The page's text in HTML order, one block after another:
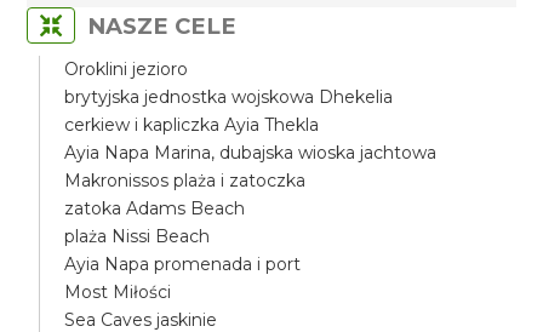
NASZE CELE
Oroklini jezioro
brytyjska jednostka wojskowa Dhekelia
cerkiew i kapliczka Ayia Thekla
Ayia Napa Marina, dubajska wioska jachtowa
Makronissos plaża i zatoczka
zatoka Adams Beach
plaża Nissi Beach
Ayia Napa promenada i port
Most Miłości
Sea Caves jaskinie